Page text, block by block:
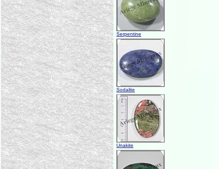
Serpentine
Sodalite
Unakite